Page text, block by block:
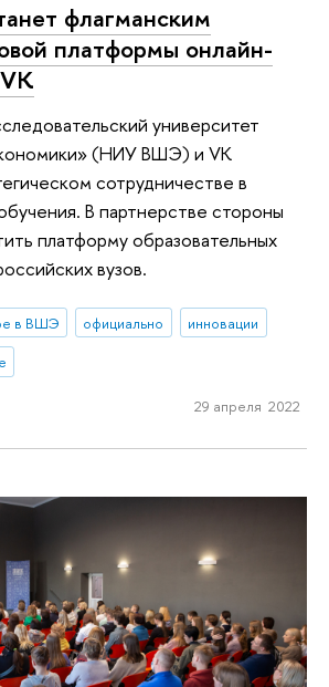
флагманским
платформы онлайн-
университет
(НИУ ВШЭ) и VK
сотрудничестве в
В партнерстве стороны
платформу образовательных
вузов.
в ВШЭ официально
инновации
29 апреля 2022